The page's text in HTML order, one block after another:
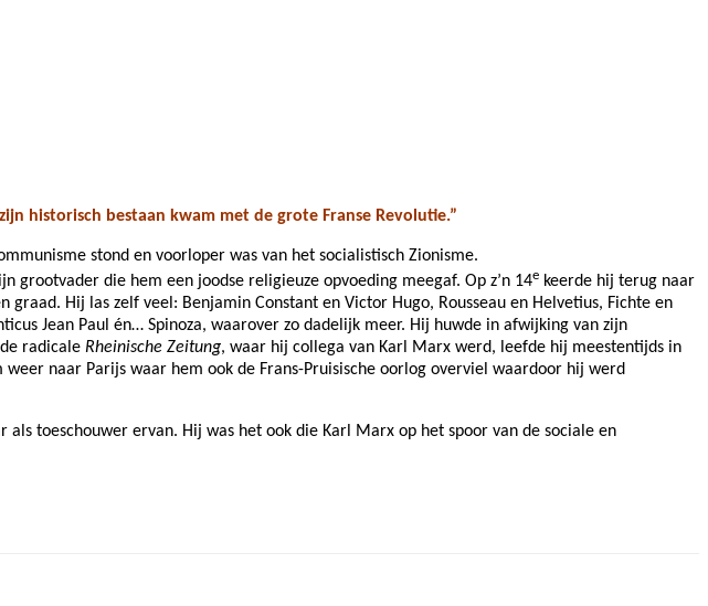
historisch bestaan kwam met de grote Franse Revolutie.”
stond en voorloper was van het socialistisch Zionisme.
grootvader die hem een joodse religieuze opvoeding meegaf. Op z’n 14e keerde hij terug naar
Hij las zelf veel: Benjamin Constant en Victor Hugo, Rousseau en Helvetius, Fichte en
Jean Paul én… Spinoza, waarover zo dadelijk meer. Hij huwde in afwijking van zijn
radicale Rheinische Zeitung, waar hij collega van Karl Marx werd, leefde hij meestentijds in
naar Parijs waar hem ook de Frans-Pruisische oorlog overviel waardoor hij werd
toeschouwer ervan. Hij was het ook die Karl Marx op het spoor van de sociale en